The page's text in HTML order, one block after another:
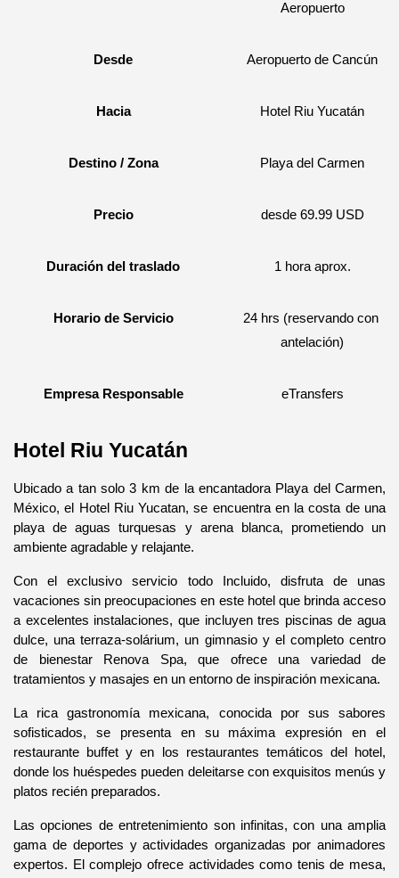
Aeropuerto
Desde Aeropuerto de Cancún
Hacia Hotel Riu Yucatán
Destino / Zona Playa del Carmen
Precio desde 69.99 USD
Duración del traslado 1 hora aprox.
Horario de Servicio
24 hrs (reservando con
antelación)
Empresa Responsable eTransfers
Hotel Riu Yucatán
Ubicado a tan solo 3 km de la encantadora Playa del Carmen,
México, el Hotel Riu Yucatan, se encuentra en la costa de una
playa de aguas turquesas y arena blanca, prometiendo un
ambiente agradable y relajante.
Con el exclusivo servicio todo Incluido, disfruta de unas
vacaciones sin preocupaciones en este hotel que brinda acceso
a excelentes instalaciones, que incluyen tres piscinas de agua
dulce, una terraza-solárium, un gimnasio y el completo centro
de bienestar Renova Spa, que ofrece una variedad de
tratamientos y masajes en un entorno de inspiración mexicana.
La rica gastronomía mexicana, conocida por sus sabores
sofisticados, se presenta en su máxima expresión en el
restaurante buffet y en los restaurantes temáticos del hotel,
donde los huéspedes pueden deleitarse con exquisitos menús y
platos recién preparados.
Las opciones de entretenimiento son infinitas, con una amplia
gama de deportes y actividades organizadas por animadores
expertos. El complejo ofrece actividades como tenis de mesa,